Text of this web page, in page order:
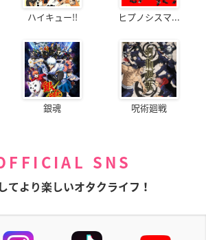
ハイキュー!! ヒプノシスマ...
銀魂 呪術廻戦
SNS
てより楽しいオタクライフ！